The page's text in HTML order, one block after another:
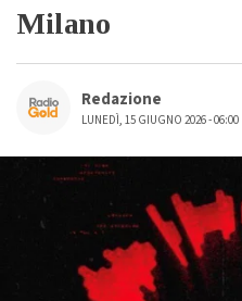
Milano
Redazione
LUNEDÌ, 15 GIUGNO 2026 - 06:00